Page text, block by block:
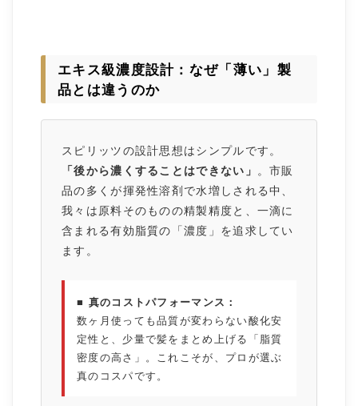
エキス級濃度設計：なぜ「薄い」製
品とは違うのか
スピリッツの設計思想はシンプルです。
「後から濃くすることはできない」 。市販
品の多くが揮発性溶剤で水増しされる中、
我々は原料そのものの精製精度と、一滴に
含まれる有効脂質の「濃度」を追求してい
ます。
■ 真のコストパフォーマンス：
数ヶ月使っても品質が変わらない酸化安
定性と、少量で髪をまとめ上げる「脂質
密度の高さ」。これこそが、プロが選ぶ
真のコスパです。